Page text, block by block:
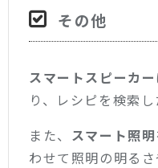
その他
スマートスピーカー
り、レシピを検索
また、 スマート照明
わせて照明の明るさ